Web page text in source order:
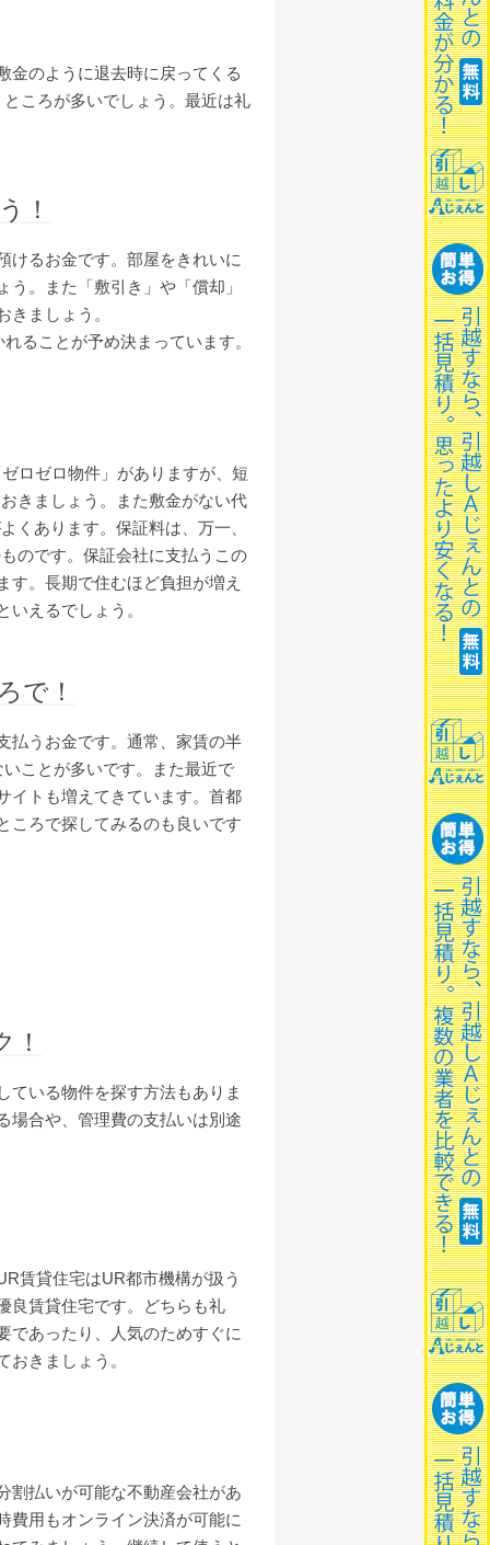
金のように退去時に戻ってくる
ころが多いでしょう。最近は礼
！
けるお金です。部屋をきれいに
。また「敷引き」や「償却」
ましょう。
ることが予め決まっています。
ロゼロ物件」がありますが、短
きましょう。また敷金がない代
くあります。保証料は、万一、
のです。保証会社に支払うこの
。長期で住むほど負担が増え
えるでしょう。
で！
払うお金です。通常、家賃の半
ことが多いです。また最近で
イトも増えてきています。首都
ころで探してみるのも良いです
ている物件を探す方法もありま
場合や、管理費の支払いは別途
賃貸住宅はUR都市機構が扱う
良賃貸住宅です。どちらも礼
であったり、人気のためすぐに
きましょう。
割払いが可能な不動産会社があ
費用もオンライン決済が可能に